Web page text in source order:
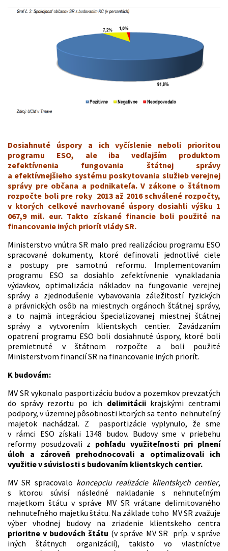
Dosiahnuté úspory a ich vyčíslenie neboli prioritou
programu ESO, ale iba vedľajším produktom
zefektívnenia fungovania štátnej správy
a efektívnejšieho systému poskytovania služieb verejnej
správy pre občana a podnikateľa. V zákone o štátnom
rozpočte boli pre roky 2013 až 2016 schválené rozpočty,
v ktorých celkové navrhované úspory dosiahli výšku 1
067,9 mil. eur. Takto získané financie boli použité na
financovanie iných priorít vlády SR.
Ministerstvo vnútra SR malo pred realizáciou programu ESO
spracované dokumenty, ktoré definovali jednotlivé ciele
a postupy pre samotnú reformu. Implementovaním
programu ESO sa dosiahlo zefektívnenie vynakladania
výdavkov, optimalizácia nákladov na fungovanie verejnej
správy a zjednodušenie vybavovania záležitostí fyzických
a právnických osôb na miestnych orgánoch štátnej správy,
a to najmä integráciou špecializovanej miestnej štátnej
správy a vytvorením klientskych centier. Zavádzaním
opatrení programu ESO boli dosiahnuté úspory, ktoré boli
premietnuté v štátnom rozpočte a boli použité
Ministerstvom financií SR na financovanie iných priorít.
K budovám:
MV SR vykonalo pasportizáciu budov a pozemkov prevzatých
do správy rezortu po ich delimitáciikrajskými centrami
podpory, v územnej pôsobnosti ktorých sa tento nehnuteľný
majetok nachádzal. Z pasportizácie vyplynulo, že sme
v rámci ESO získali 1348 budov. Budovy sme v priebehu
reformy posudzovali z pohľadu využiteľnosti pri plnení
úloh a zároveň prehodnocovali a optimalizovali ich
využitie v súvislosti s budovaním klientskych centier.
MV SR spracovalo koncepciu realizácie klientskych centier,
s ktorou súvisí následné nakladanie s nehnuteľným
majetkom štátu v správe MV SR vrátane delimitovaného
nehnuteľného majetku štátu. Na základe toho MV SR zvažuje
výber vhodnej budovy na zriadenie klientskeho centra
prioritne v budovách štátu (v správe MV SR príp. v správe
iných štátnych organizácií), takisto vo vlastníctve